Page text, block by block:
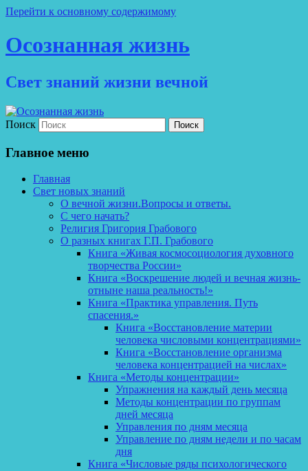
Перейти к основному содержимому
Осознанная жизнь
Свет знаний жизни вечной
Поиск
Главное меню
Главная
Свет новых знаний
О вечной жизни.Вопросы и ответы.
С чего начать?
Религия Григория Грабового
О разных книгах Г.П. Грабового
Книга «Живая космосоциология духовного
творчества России»
Книга «Воскрешение людей и вечная жизнь-
отныне наша реальность!»
Книга «Практика управления. Путь
спасения.»
Книга «Восстановление материи
человека числовыми концентрациями»
Книга «Восстановление организма
человека концентрацией на числах»
Книга «Методы концентрации»
Упражнения на каждый день месяца
Методы концентрации по группам
дней месяца
Управления по дням месяца
Управление по дням недели и по часам
дня
Книга «Числовые ряды психологического